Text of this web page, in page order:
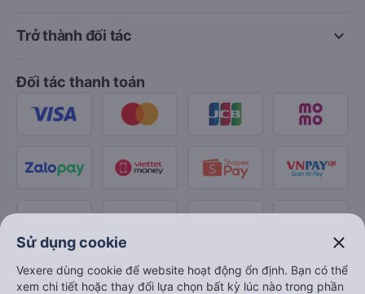
keyboard_arrow_down
Trở thành đối tác
Đối tác thanh toán
Sử dụng cookie close
Vexere dùng cookie để website hoạt động ổn định. Bạn có thể
xem chi tiết hoặc thay đổi lựa chọn bất kỳ lúc nào trong phần